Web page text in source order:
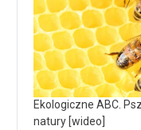
Ekologiczne ABC.
natury [wideo]